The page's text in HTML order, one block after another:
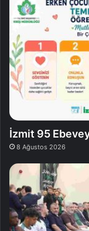
İzmit 95
8 Ağustos 2026